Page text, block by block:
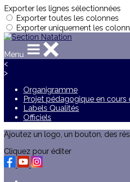
Exporter les lignes sélectionnées
Exporter toutes les colonnes
Exporter uniquement les
Menu
<
>
Organigramme
Projet pédagogique en cours
Labels Qualités
Officiels
Ajoutez un logo, un bouton, des
Cliquez pour éditer